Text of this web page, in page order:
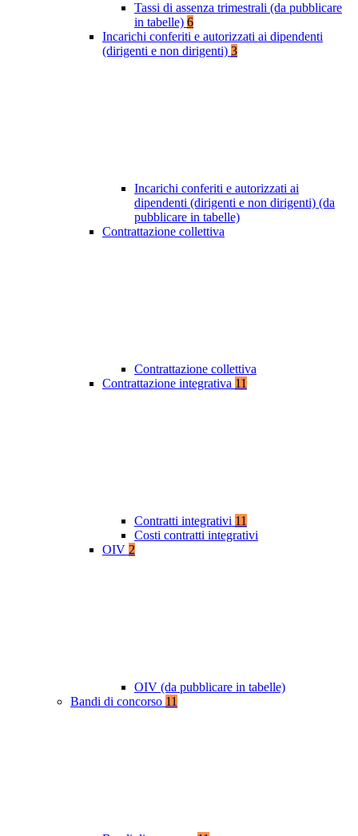
Tassi di assenza trimestrali (da pubblicare
in tabelle) 6
Incarichi conferiti e autorizzati ai dipendenti
(dirigenti e non dirigenti) 3
Incarichi conferiti e autorizzati ai
dipendenti (dirigenti e non dirigenti) (da
pubblicare in tabelle)
Contrattazione collettiva
Contrattazione collettiva
Contrattazione integrativa 11
Contratti integrativi 11
Costi contratti integrativi
OIV 2
OIV (da pubblicare in tabelle)
Bandi di concorso 11